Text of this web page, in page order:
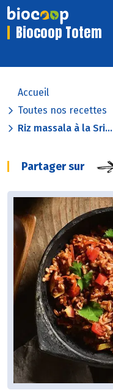
Biocoop Totem
Accueil
Toutes nos recettes
Riz massala à la Sri...
Partager sur